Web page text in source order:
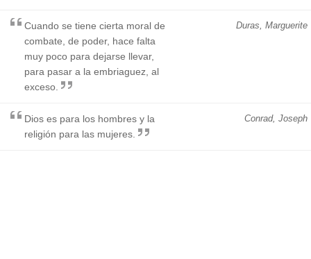
Duras, Marguerite
Cuando se tiene cierta moral de
combate, de poder, hace falta
muy poco para dejarse llevar,
para pasar a la embriaguez, al
exceso.
Conrad, Joseph
Dios es para los hombres y la
religión para las mujeres.